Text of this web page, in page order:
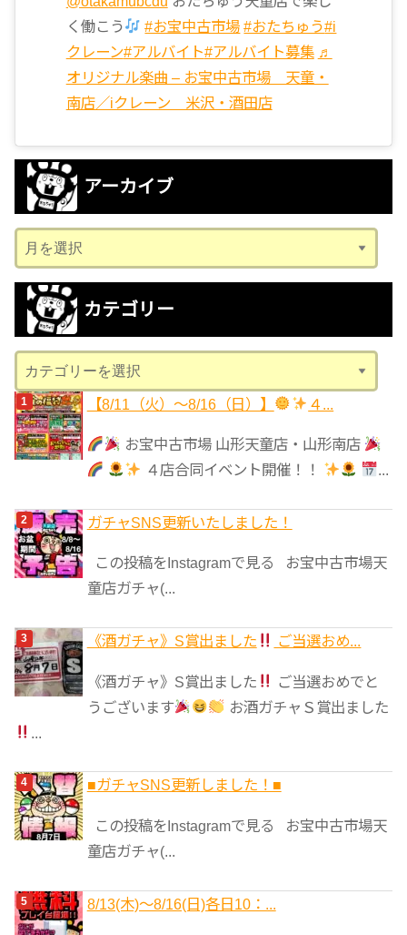
く働こう
#お宝中古市場 #おたちゅう#i
クレーン#アルバイト#アルバイト募集 ♬
オリジナル楽曲 – お宝中古市場 天童・
南店／iクレーン 米沢・酒田店
アーカイブ
ー
カ
ブ
カテゴリー
テ
ゴ
リ
ー
【8/11（火）～8/16（日）】 ４...
お宝中古市場 山形天童店・山形南店
４店合同イベント開催！！
...
ガチャSNS更新いたしました！
この投稿をInstagramで見る お宝中古市場天
童店ガチャ(...
《酒ガチャ》S賞出ました ご当選おめ...
《酒ガチャ》S賞出ました
ご当選おめでと
うございます
お酒ガチャＳ賞出ました
...
■ガチャSNS更新しました！■
この投稿をInstagramで見る お宝中古市場天
童店ガチャ(...
8/13(木)～8/16(日)各日10：...